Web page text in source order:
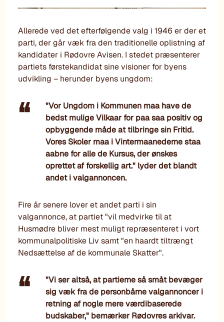
Allerede ved det efterfølgende valg i 1946 er der et
parti, der går væk fra den traditionelle oplistning af
kandidater i Rødovre Avisen. I stedet præsenterer
partiets førstekandidat sine visioner for byens
udvikling – herunder byens ungdom:
"Vor Ungdom i Kommunen maa have de
bedst mulige Vilkaar for paa saa positiv og
opbyggende måde at tilbringe sin Fritid.
Vores Skoler maa i Vintermaanederne staa
aabne for alle de Kursus, der ønskes
oprettet af forskellig art." lyder det blandt
andet i valgannoncen.
Fire år senere lover et andet parti i sin
valgannonce, at partiet "vil medvirke til at
Husmødre bliver mest muligt repræsenteret i vort
kommunalpolitiske Liv samt "en haardt tiltrængt
Nedsættelse af de kommunale Skatter".
"Vi ser altså, at partierne så småt bevæger
sig væk fra de personbårne valgannoncer i
retning af nogle mere værdibaserede
budskaber," bemærker Rødovres arkivar.